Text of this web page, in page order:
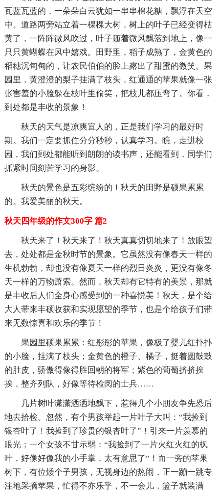
瓦蓝瓦蓝的，一朵朵白云犹如一串串棉花糖，飘浮在天空
中。道路两旁站立着一棵棵大树，树上的叶子已经变得枯
黄了，一阵阵微风吹过，叶子随着微风飘落到地上，像一
只只黄蝴蝶在风中嬉戏。田野里，稻子成熟了，金黄色的
稻穗沉甸甸的，让农民伯伯的脸上露出了甜蜜的微笑。果
园里，黄澄澄的梨子挂满了枝头，红通通的苹果就像一张
张害羞的小脸躲在枝叶里偷笑，把枝儿都压弯了。你看，
到处都是丰收的景象！
秋天的天气是凉爽宜人的，正是我们学习的最好时
期。我们一定要抓住分分秒秒，认真学习。瞧，走进校
园，我们到处都能听到朗朗的读书声，还能看到，同学们
抓紧时间刻苦学习的身影。
秋天的景色是五彩缤纷的！秋天的田野是硕果累累
的。我爱美丽的秋天。
秋天四年级的作文300字 篇2
秋天来了！秋天来了！秋天真真切切地来了！放眼望
去，处处都是金秋时节的景象。它虽然没有像春天一样的
生机勃勃，却也没有像夏天一样的烈日炎炎，更没有像冬
天一样的万物萧索。然而，秋天却有它特有的美景，那就
是丰收后人们全身心感受到的一种喜悦美！秋天，是个给
大人带来丰硕收获和实现愿望的季节，也是个给孩子们带
来无数惊喜和欢乐的季节！
果园里硕果累累：红彤彤的苹果，像极了婴儿红扑扑
的小脸，挂满了枝头；金黄色的橙子、橘子，挺着圆鼓鼓
的肚皮，骄傲得像得胜回朝的将军；紫色的葡萄挤挤挨
挨，整齐列队，好像等待检阅的士兵……
几片树叶潇潇洒洒地飘下，惹得几个小朋友争先恐后
地去拾检。忽然，有个男孩举起一片叶子大叫：“我捡到
银杏叶了！我捡到了珍贵的银杏叶了”！引来一片羡慕的
眼光；一个女孩不甘示弱：“我捡到了一片火红火红的枫
叶，好像好像我的小手掌，太有意思了”！而一旁的苹果
树下，有位矮个子男孩，无视身边的热闹，正一蹦一跳专
注地采摘苹果，忙得不亦乐乎，不一会儿，篮子就装满